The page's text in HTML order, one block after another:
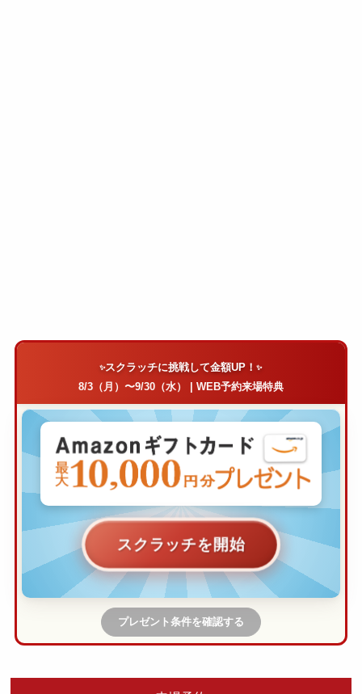
スクラッチに挑戦して金額UP！
8/3（月）〜9/30（水） | WEB予約来場特典
スクラッチを開始
プレゼント条件を確認する